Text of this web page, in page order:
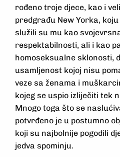
rođeno troje djece, kao i
predgrađu New Yorka,
služili su mu kao
respektabilnosti, ali i kao
homoseksualne sklonosti,
usam­ljenost kojoj nisu
veze sa ženama i
kojeg se uspio izliječiti tek
Mnogo toga što se
potvrđeno je u postumno
koji su najbolnije pogodili
jedva spominju.